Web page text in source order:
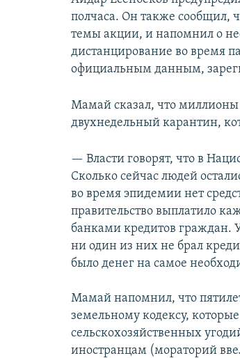
полчаса. Он также сообщил,
темы акции, и напомнил о
дистанцирование во время
официальным данным,
Мамай сказал, что миллионы
двухнедельный карантин,
— Власти говорят, что в
Сколько сейчас людей
во время эпидемии нет
правительство выплатило
банками кредитов граждан.
ни один из них не брал
было денег на самое
Мамай напомнил, что
земельному кодексу,
сельскохозяйственных
иностранцам (мораторий